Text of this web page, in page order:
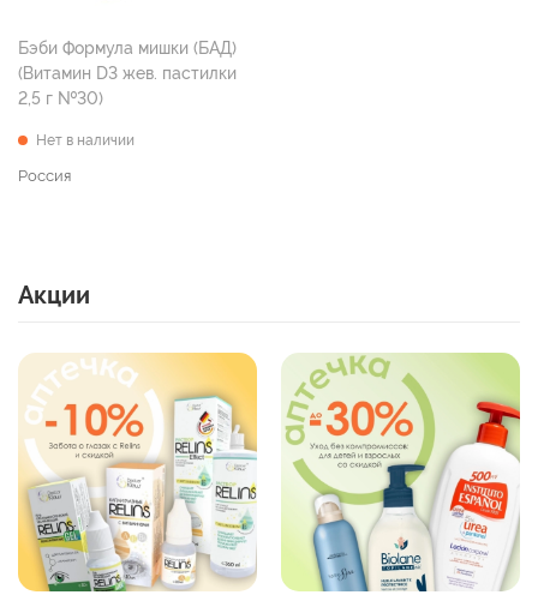
Бэби Формула мишки (БАД)
(Витамин D3 жев. пастилки
2,5 г №30)
Нет в наличии
Россия
Акции